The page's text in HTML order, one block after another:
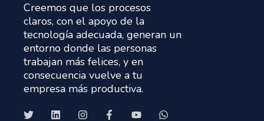
Creemos que los procesos
claros, con el apoyo de la
tecnología adecuada, generan un
entorno donde las personas
trabajan más felices, y en
consecuencia vuelve a tu
empresa más productiva.